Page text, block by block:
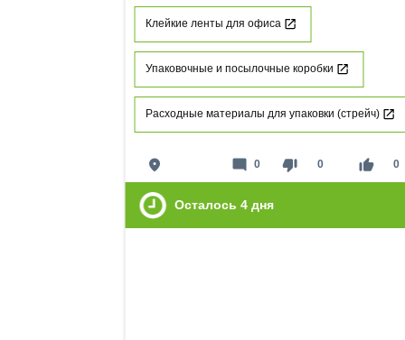
Клейкие ленты для офиса
Упаковочные и посылочные коробки
Расходные материалы для упаковки (стрейч)
place thumb_down 0 thumb_up 0
mode_comment 0
Осталось 4 дня